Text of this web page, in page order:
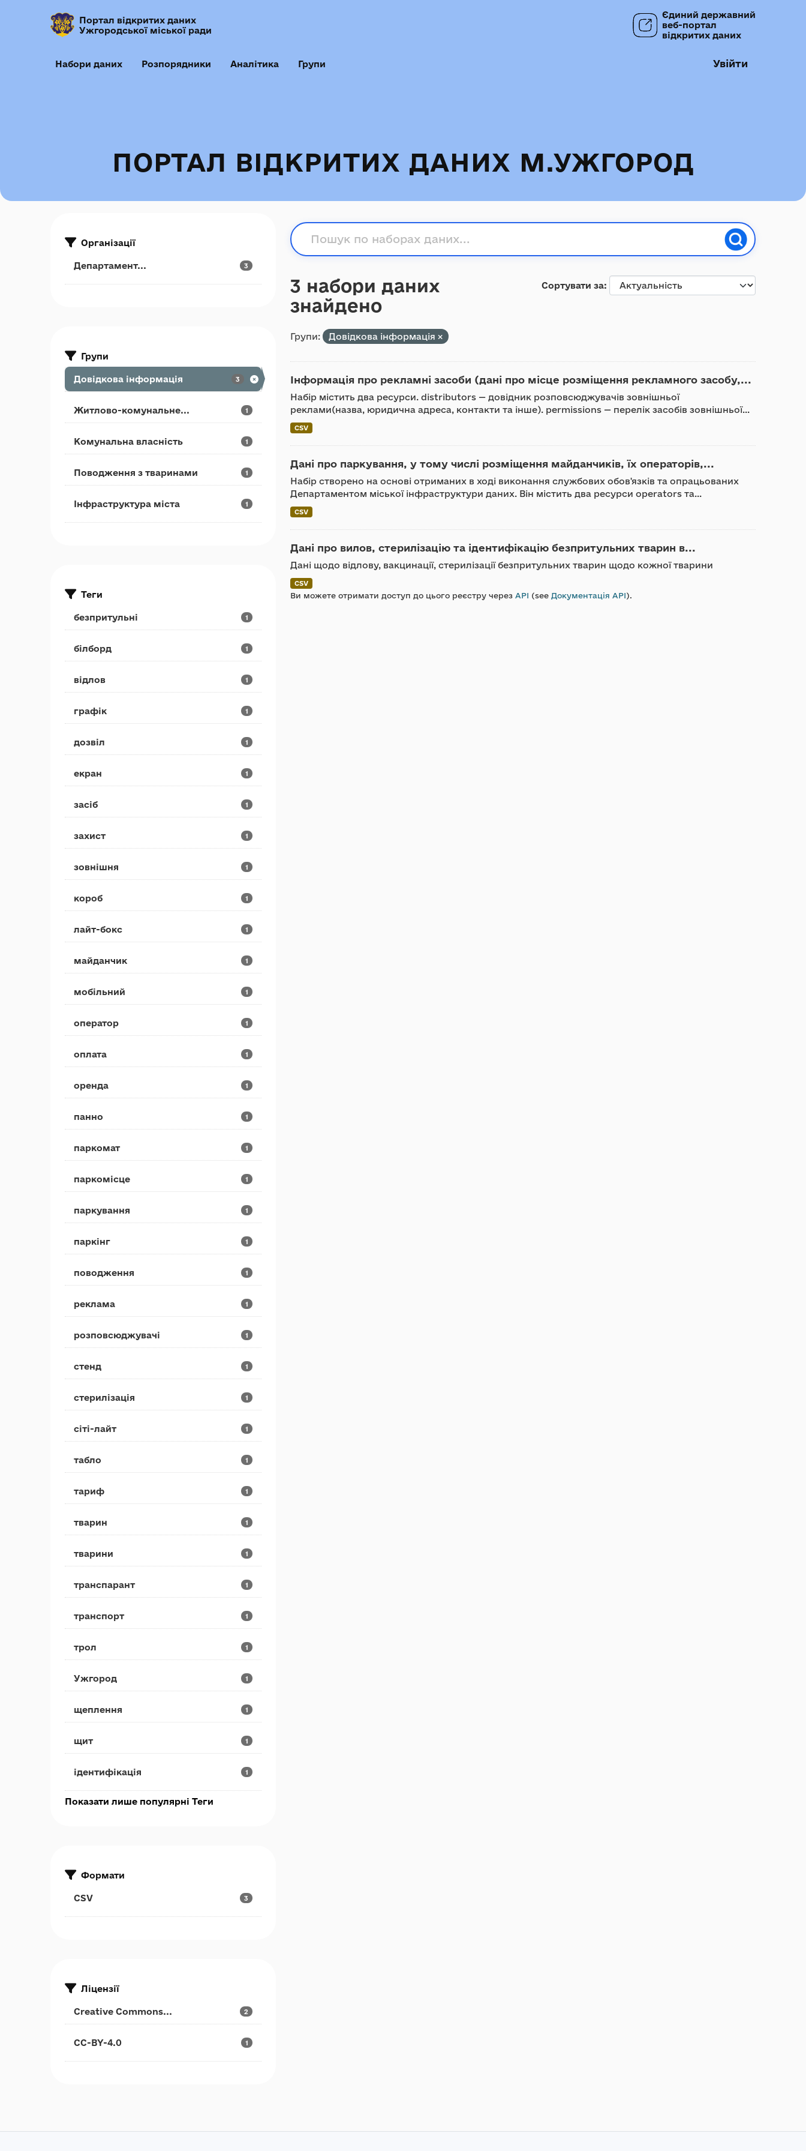
Портал відкритих даних
Ужгородської міської ради
Єдиний державний
веб-портал
відкритих даних
Набори даних Розпорядники Аналітика Групи Увійти
ПОРТАЛ ВІДКРИТИХ ДАНИХ М.УЖГОРОД
Організації
Департамент... 3
Групи
Довідкова інформація 3
Житлово-комунальне... 1
Комунальна власність 1
Поводження з тваринами 1
Інфраструктура міста 1
Теги
безпритульні 1
білборд 1
відлов 1
графік 1
дозвіл 1
екран 1
засіб 1
захист 1
зовнішня 1
короб 1
лайт-бокс 1
майданчик 1
мобільний 1
оператор 1
оплата 1
оренда 1
панно 1
паркомат 1
паркомісце 1
паркування 1
паркінг 1
поводження 1
реклама 1
розповсюджувачі 1
стенд 1
стерилізація 1
сіті-лайт 1
табло 1
тариф 1
тварин 1
тварини 1
транспарант 1
транспорт 1
трол 1
Ужгород 1
щеплення 1
щит 1
ідентифікація 1
Показати лише популярні Теги
Формати
CSV 3
Ліцензії
Creative Commons... 2
CC-BY-4.0 1
Сортувати за
3 набори даних
знайдено
Групи: Довідкова інформація
Інформація про рекламні засоби (дані про місце розміщення рекламного засобу,...
Набір містить два ресурси. distributors — довідник розповсюджувачів зовнішньої
реклами(назва, юридична адреса, контакти та інше). permissions — перелік засобів зовнішньої...
CSV
Дані про паркування, у тому числі розміщення майданчиків, їх операторів,...
Набір створено на основі отриманих в ході виконання службових обов'язків та опрацьованих
Департаментом міської інфраструктури даних. Він містить два ресурси operators та...
CSV
Дані про вилов, стерилізацію та ідентифікацію безпритульних тварин в...
Дані щодо відлову, вакцинації, стерилізації безпритульних тварин щодо кожної тварини
CSV
Ви можете отримати доступ до цього реєстру через API (see Документація API).